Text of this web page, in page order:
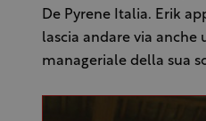
De Pyrene Italia. Erik
lascia andare via anche
manageriale della sua